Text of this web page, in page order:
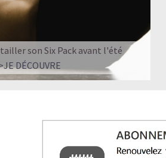
son Six Pack avant l'été
DÉCOUVRE